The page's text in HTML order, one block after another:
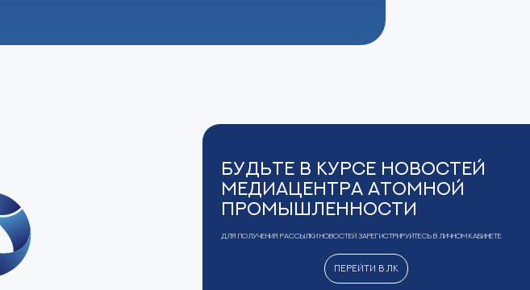
Будьте в курсе новостей
Медиацентра Атомной
Промышленности
Для получения рассылки новостей зарегистрируйтесь в Личном кабинете
Перейти в ЛК